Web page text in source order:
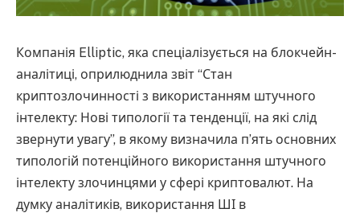
Компанія Elliptic, яка спеціалізується на блокчейн-
аналітиці, оприлюднила звіт “Стан
криптозлочинності з використанням штучного
інтелекту: Нові типології та тенденції, на які слід
звернути увагу”, в якому визначила п’ять основних
типологій потенційного використання штучного
інтелекту злочинцями у сфері криптовалют. На
думку аналітиків, використання ШІ в